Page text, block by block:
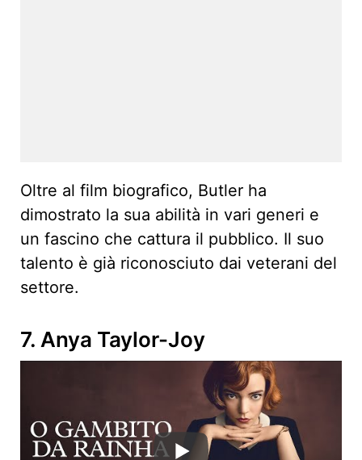
Oltre al film biografico, Butler ha
dimostrato la sua abilità in vari generi e
un fascino che cattura il pubblico. Il suo
talento è già riconosciuto dai veterani del
settore.
7. Anya Taylor-Joy